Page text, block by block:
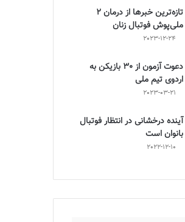
تازه‌ترین خبرها از درمان ۲
ملی‌پوش فوتبال زنان
2023-12-24
دعوت آزمون از 30 بازیکن به
اردوی تیم ملی
2023-03-21
آینده درخشانی در انتظار فوتبال
بانوان است
2022-12-10